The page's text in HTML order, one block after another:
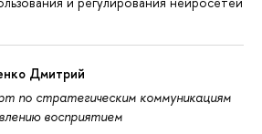
Дмитрий
по стратегическим коммуникациям
восприятием